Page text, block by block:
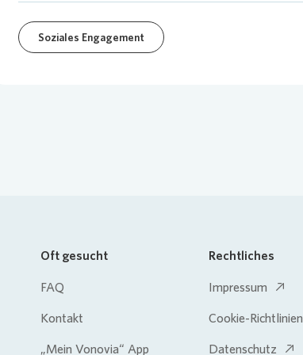
Soziales Engagement
Oft gesucht
FAQ
Kontakt
„Mein Vonovia“ App
Rechtliches
Impressum
Cookie-Richtlinien
Datenschutz